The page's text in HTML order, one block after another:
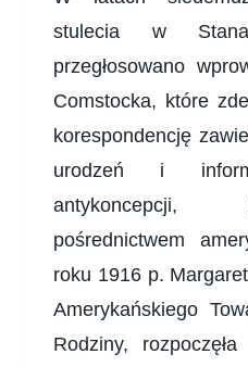
stulecia w
przegłosowano
Comstocka, które
korespondencję
urodzeń i
antykoncepcji,
pośrednictwem
roku 1916 p.
Amerykańskiego
Rodziny,